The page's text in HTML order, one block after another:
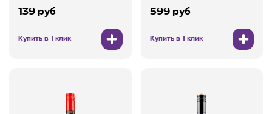
139 руб
Купить в 1 клик
599 руб
Купить в 1 клик